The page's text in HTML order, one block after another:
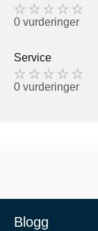
0 vurderinger
Service
0 vurderinger
Blogg